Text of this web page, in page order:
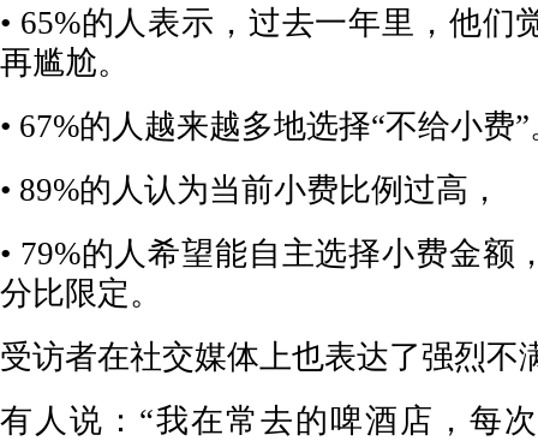
• 65%的人表示，过去一年里，他们
再尴尬。
• 67%的人越来越多地选择“不给小费”
• 89%的人认为当前小费比例过高，
• 79%的人希望能自主选择小费金额
分比限定。
受访者在社交媒体上也表达了强烈不
有人说：“我在常去的啤酒店，每